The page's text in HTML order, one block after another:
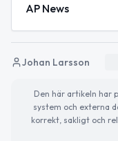
AP News
Johan Larsson
Den här artikeln har
system och externa
korrekt, sakligt och